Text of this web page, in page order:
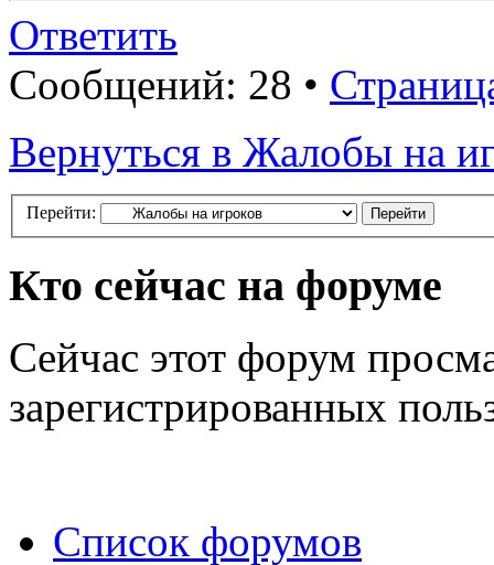
Ответить
Сообщений: 28 •
Вернуться в Жалобы на
Перейти:
Кто сейчас на форуме
Сейчас этот форум
зарегистрированных
Список форумов